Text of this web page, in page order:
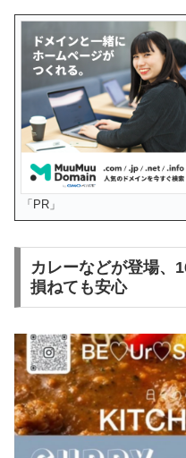
「PR」
カレーなどが登場、
損ねても安心